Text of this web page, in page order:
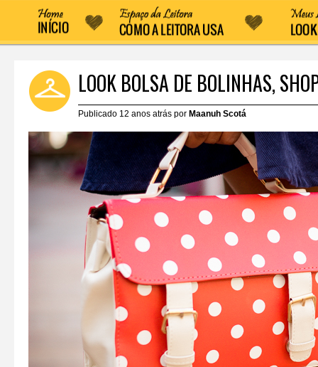
LOOK BOLSA DE BOLINHAS,
Publicado 12 anos atrás por Maanuh Scotá